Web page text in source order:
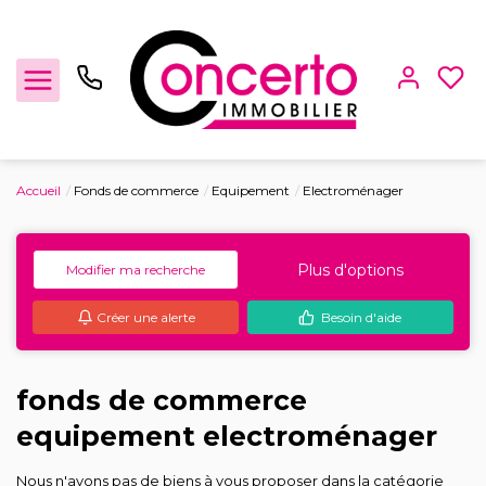
Location
Gestion locative
Locaux Professionnels
Estimation
Accueil Fonds de commerce Equipement Electroménager
Modifier ma recherche Plus d'options
Créer une alerte Besoin d'aide
fonds de commerce
equipement electroménager
Nous n'avons pas de biens à vous proposer dans la catégorie